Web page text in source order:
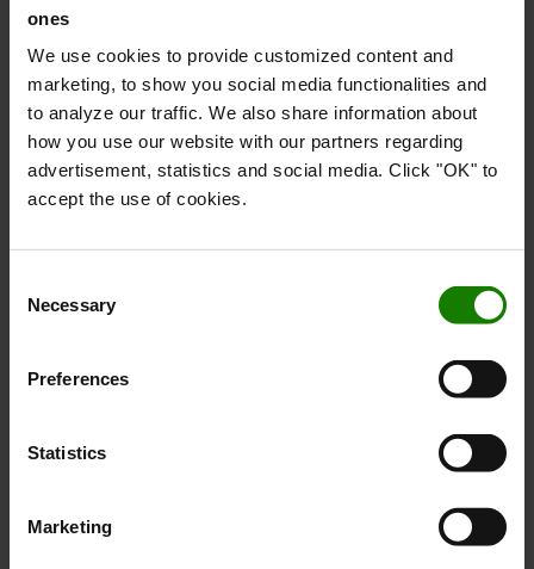
ones
We use cookies to provide customized content and
marketing, to show you social media functionalities and
to analyze our traffic. We also share information about
how you use our website with our partners regarding
advertisement, statistics and social media. Click "OK" to
accept the use of cookies.
Selection
Necessary
Preferences
Statistics
Marketing
Ståplade
gummimåtte så du ikke skrider.